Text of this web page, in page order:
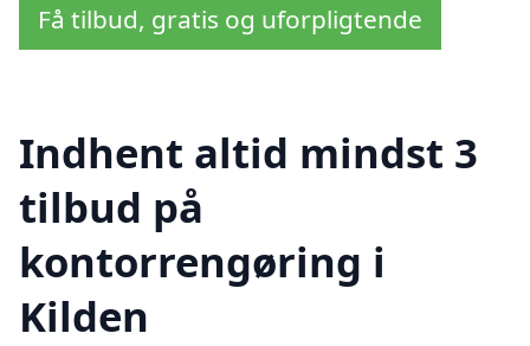
Få tilbud, gratis og uforpligtende
Indhent altid mindst 3
tilbud på
kontorrengøring i
Kilden